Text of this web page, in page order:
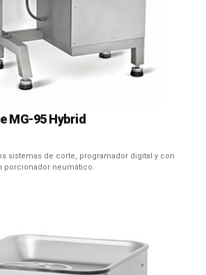
MG-95 Hybrid
sistemas de corte, programador digital y con
porcionador neumático.